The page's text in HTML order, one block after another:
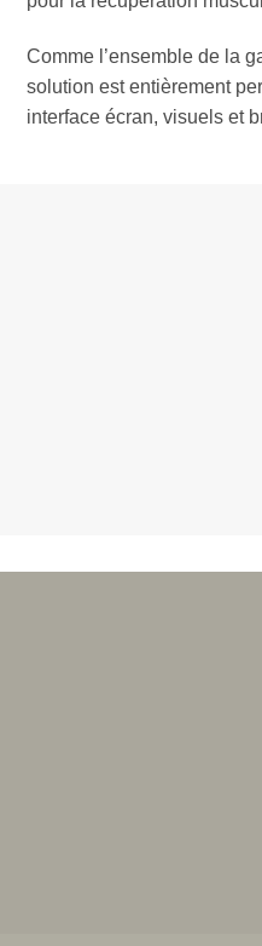
Comme l’ensemble de la
solution est entièrement
interface écran, visuels et